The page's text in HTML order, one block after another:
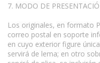
7. MODO DE
Los originales, en formato
correo postal en soporte
en cuyo exterior figure
servirá de lema; en otro